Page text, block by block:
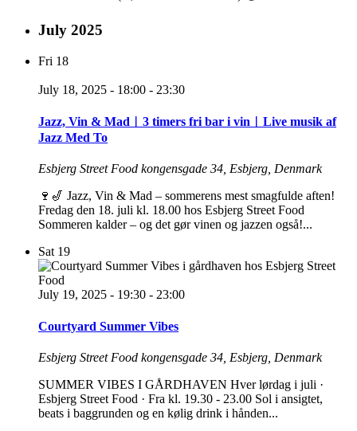
July 2025
Fri 18
July 18, 2025 - 18:00 - 23:30
Jazz, Vin & Mad︱3 timers fri bar i vin︱Live musik af
Jazz Med To
Esbjerg Street Food kongensgade 34, Esbjerg, Denmark
🍷🎷 Jazz, Vin & Mad – sommerens mest smagfulde aften!
Fredag den 18. juli kl. 18.00 hos Esbjerg Street Food
Sommeren kalder – og det gør vinen og jazzen også!...
Sat 19
July 19, 2025 - 19:30 - 23:00
Courtyard Summer Vibes
Esbjerg Street Food kongensgade 34, Esbjerg, Denmark
SUMMER VIBES I GÅRDHAVEN Hver lørdag i juli ·
Esbjerg Street Food · Fra kl. 19.30 - 23.00 Sol i ansigtet,
beats i baggrunden og en kølig drink i hånden...